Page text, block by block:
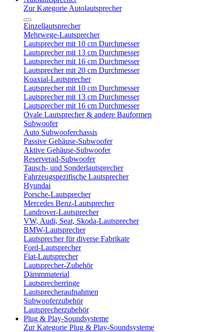
Zur Kategorie Autolautsprecher
Einzellautsprecher
Mehrwege-Lautsprecher
Lautsprecher mit 10 cm Durchmesser
Lautsprecher mit 13 cm Durchmesser
Lautsprecher mit 16 cm Durchmesser
Lautsprecher mit 20 cm Durchmesser
Koaxial-Lautsprecher
Lautsprecher mit 10 cm Durchmesser
Lautsprecher mit 13 cm Durchmesser
Lautsprecher mit 16 cm Durchmesser
Ovale Lautsprecher & andere Bauformen
Subwoofer
Auto Subwooferchassis
Passive Gehäuse-Subwoofer
Aktive Gehäuse-Subwoofer
Reserverad-Subwoofer
Tausch- und Sonderlautsprecher
Fahrzeugspezifische Lautsprecher
Hyundai
Porsche-Lautsprecher
Mercedes Benz-Lautsprecher
Landrover-Lautsprecher
VW, Audi, Seat, Skoda-Lautsprecher
BMW-Lautsprecher
Lautsprecher für diverse Fabrikate
Ford-Lautsprecher
Fiat-Lautsprecher
Lautsprecher-Zubehör
Dämmmaterial
Lautsprecherringe
Lautsprecheraufnahmen
Subwooferzubehör
Lautsprecherzubehör
Plug & Play-Soundsysteme
Zur Kategorie Plug & Play-Soundsysteme